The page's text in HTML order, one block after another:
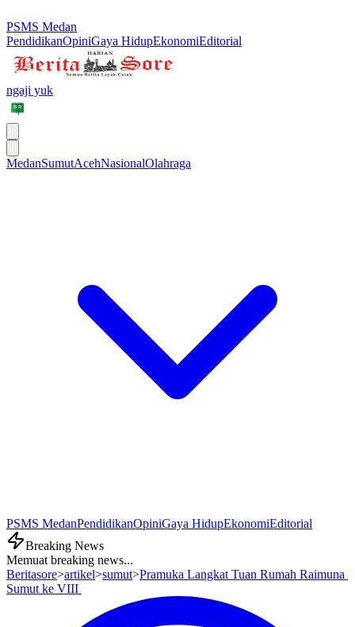
PSMS Medan
PendidikanOpiniGaya HidupEkonomiEditorial
ngaji yuk
MedanSumutAcehNasionalOlahraga
PSMS MedanPendidikanOpiniGaya HidupEkonomiEditorial
Breaking News
Memuat breaking news...
Beritasore>artikel>sumut>Pramuka Langkat Tuan Rumah Raimuna
Sumut ke VIII